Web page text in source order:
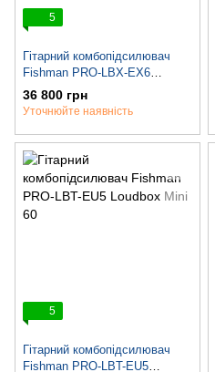
5
Гітарний комбопідсилювач
Fishman PRO-LBX-EX6
Loudbox Artist 120
36 800 грн
Уточнюйте наявність
5
Гітарний комбопідсилювач
Fishman PRO-LBT-EU5